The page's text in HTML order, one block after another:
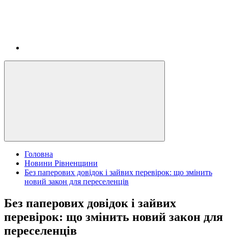
Головна
Новини Рівненщини
Без паперових довідок і зайвих перевірок: що змінить
новий закон для переселенців
Без паперових довідок і зайвих
перевірок: що змінить новий закон для
переселенців